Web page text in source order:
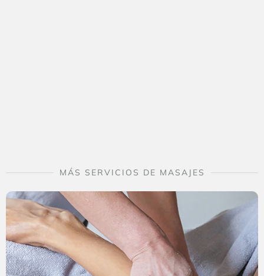
MÁS SERVICIOS DE MASAJES